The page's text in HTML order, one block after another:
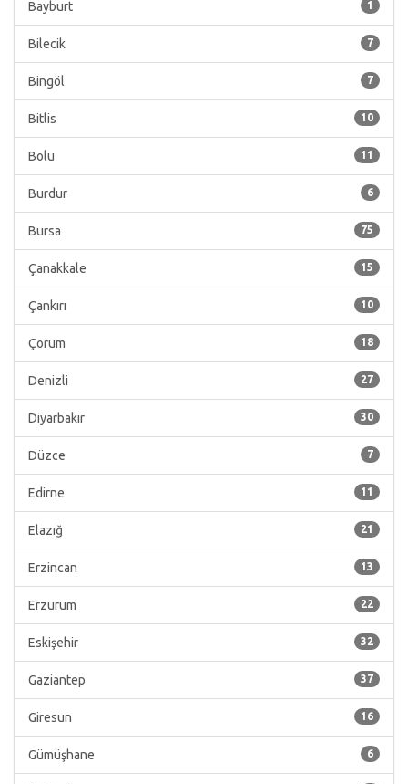
1
Bayburt
7
Bilecik
7
Bingöl
10
Bitlis
11
Bolu
6
Burdur
75
Bursa
15
Çanakkale
10
Çankırı
18
Çorum
27
Denizli
30
Diyarbakır
7
Düzce
11
Edirne
21
Elazığ
13
Erzincan
22
Erzurum
32
Eskişehir
37
Gaziantep
16
Giresun
6
Gümüşhane